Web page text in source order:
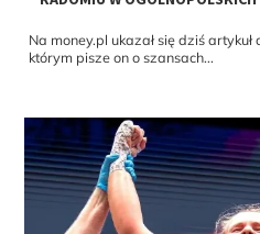
Na money.pl ukazał się dziś
którym pisze on o szansach...